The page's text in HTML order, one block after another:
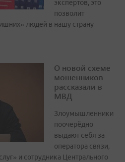
экспертов, это
позволит
людей в нашу страну
О новой схеме
мошенников
рассказали в
МВД
Злоумышленники
поочерёдно
выдают себя за
оператора связи,
и сотрудника Центрального